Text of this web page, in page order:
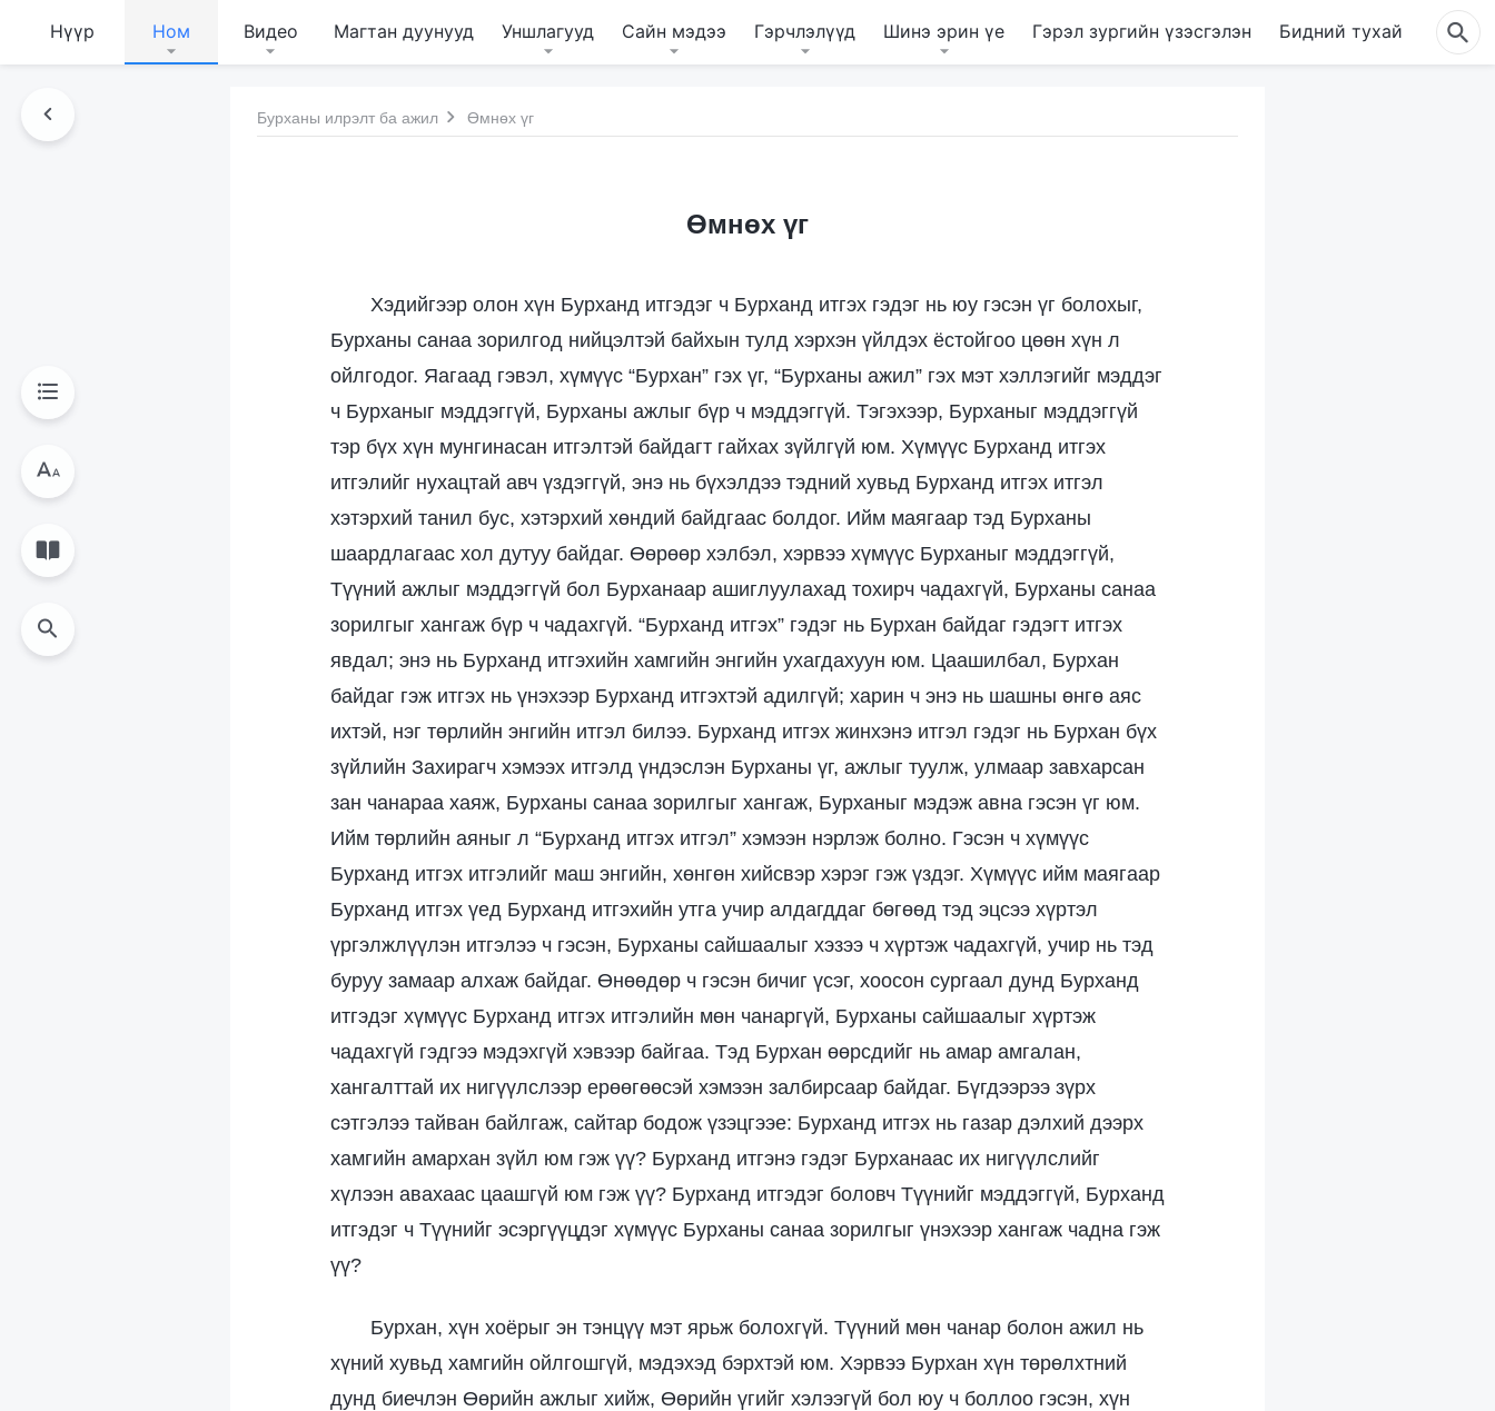
Нүүр Ном Видео Магтан дуунууд Уншлагууд Сайн мэдээ Гэрчлэлүүд Шинэ эрин үе Гэрэл зургийн үзэсгэлэн Бидний тухай
Бурханы илрэлт ба ажил Өмнөх үг
Өмнөх үг
Хэдийгээр олон хүн Бурханд итгэдэг ч Бурханд итгэх гэдэг нь юу гэсэн үг болохыг,
Бурханы санаа зорилгод нийцэлтэй байхын тулд хэрхэн үйлдэх ёстойгоо цөөн хүн л
ойлгодог. Яагаад гэвэл, хүмүүс “Бурхан” гэх үг, “Бурханы ажил” гэх мэт хэллэгийг мэддэг
ч Бурханыг мэддэггүй, Бурханы ажлыг бүр ч мэддэггүй. Тэгэхээр, Бурханыг мэддэггүй
тэр бүх хүн мунгинасан итгэлтэй байдагт гайхах зүйлгүй юм. Хүмүүс Бурханд итгэх
итгэлийг нухацтай авч үздэггүй, энэ нь бүхэлдээ тэдний хувьд Бурханд итгэх итгэл
хэтэрхий танил бус, хэтэрхий хөндий байдгаас болдог. Ийм маягаар тэд Бурханы
шаардлагаас хол дутуу байдаг. Өөрөөр хэлбэл, хэрвээ хүмүүс Бурханыг мэддэггүй,
Түүний ажлыг мэддэггүй бол Бурханаар ашиглуулахад тохирч чадахгүй, Бурханы санаа
зорилгыг хангаж бүр ч чадахгүй. “Бурханд итгэх” гэдэг нь Бурхан байдаг гэдэгт итгэх
явдал; энэ нь Бурханд итгэхийн хамгийн энгийн ухагдахуун юм. Цаашилбал, Бурхан
байдаг гэж итгэх нь үнэхээр Бурханд итгэхтэй адилгүй; харин ч энэ нь шашны өнгө аяс
ихтэй, нэг төрлийн энгийн итгэл билээ. Бурханд итгэх жинхэнэ итгэл гэдэг нь Бурхан бүх
зүйлийн Захирагч хэмээх итгэлд үндэслэн Бурханы үг, ажлыг туулж, улмаар завхарсан
зан чанараа хаяж, Бурханы санаа зорилгыг хангаж, Бурханыг мэдэж авна гэсэн үг юм.
Ийм төрлийн аяныг л “Бурханд итгэх итгэл” хэмээн нэрлэж болно. Гэсэн ч хүмүүс
Бурханд итгэх итгэлийг маш энгийн, хөнгөн хийсвэр хэрэг гэж үздэг. Хүмүүс ийм маягаар
Бурханд итгэх үед Бурханд итгэхийн утга учир алдагддаг бөгөөд тэд эцсээ хүртэл
үргэлжлүүлэн итгэлээ ч гэсэн, Бурханы сайшаалыг хэзээ ч хүртэж чадахгүй, учир нь тэд
буруу замаар алхаж байдаг. Өнөөдөр ч гэсэн бичиг үсэг, хоосон сургаал дунд Бурханд
итгэдэг хүмүүс Бурханд итгэх итгэлийн мөн чанаргүй, Бурханы сайшаалыг хүртэж
чадахгүй гэдгээ мэдэхгүй хэвээр байгаа. Тэд Бурхан өөрсдийг нь амар амгалан,
хангалттай их нигүүлслээр ерөөгөөсэй хэмээн залбирсаар байдаг. Бүгдээрээ зүрх
сэтгэлээ тайван байлгаж, сайтар бодож үзэцгээе: Бурханд итгэх нь газар дэлхий дээрх
хамгийн амархан зүйл юм гэж үү? Бурханд итгэнэ гэдэг Бурханаас их нигүүлслийг
хүлээн авахаас цаашгүй юм гэж үү? Бурханд итгэдэг боловч Түүнийг мэддэггүй, Бурханд
итгэдэг ч Түүнийг эсэргүүцдэг хүмүүс Бурханы санаа зорилгыг үнэхээр хангаж чадна гэж
үү?
Бурхан, хүн хоёрыг эн тэнцүү мэт ярьж болохгүй. Түүний мөн чанар болон ажил нь
хүний хувьд хамгийн ойлгошгүй, мэдэхэд бэрхтэй юм. Хэрвээ Бурхан хүн төрөлхтний
дунд биечлэн Өөрийн ажлыг хийж, Өөрийн үгийг хэлээгүй бол юу ч боллоо гэсэн, хүн